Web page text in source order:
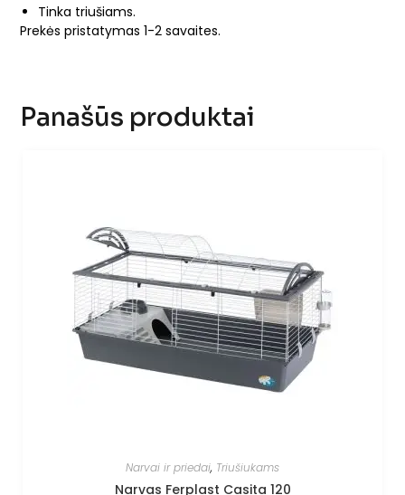
Tinka triušiams.
Prekės pristatymas 1-2 savaites.
Panašūs produktai
Narvai ir priedai, Triušiukams
Narvas Ferplast Casita 120